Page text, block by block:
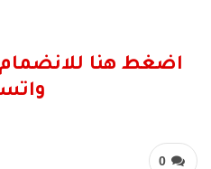
اضغط هنا
0